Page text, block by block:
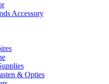
Accessory
& Opties